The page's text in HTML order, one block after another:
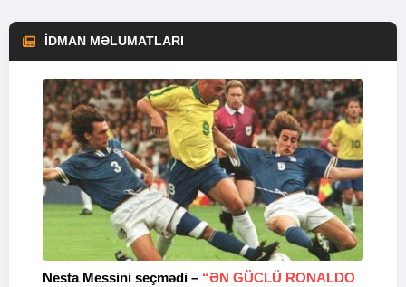
İDMAN MƏLUMATLARI
Nesta Messini seçmədi – “ƏN GÜCLÜ RONALDO